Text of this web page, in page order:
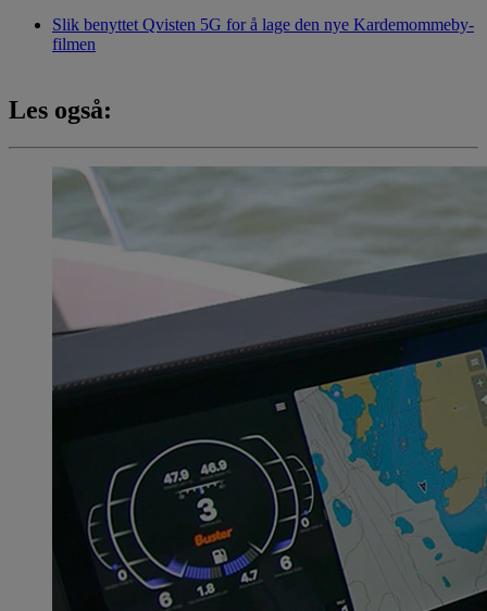
Slik benyttet Qvisten 5G for å lage den nye Kardemommeby-
filmen
Les også: